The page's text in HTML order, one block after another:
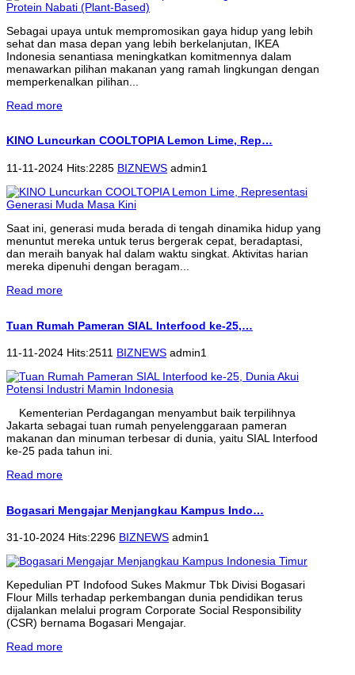
Sebagai upaya untuk mempromosikan gaya hidup yang lebih
sehat dan masa depan yang lebih berkelanjutan, IKEA
Indonesia senantiasa meningkatkan komitmennya dalam
menawarkan pilihan makanan yang ramah lingkungan dengan
memperkenalkan pilihan...
Read more
KINO Luncurkan COOLTOPIA Lemon Lime, Rep…
11-11-2024 Hits:2285 BIZNEWS admin1
Saat ini, generasi muda berada di tengah dinamika hidup yang
menuntut mereka untuk terus bergerak cepat, beradaptasi,
dan meraih banyak hal dalam waktu singkat. Aktivitas harian
mereka dipenuhi dengan beragam...
Read more
Tuan Rumah Pameran SIAL Interfood ke-25,…
11-11-2024 Hits:2511 BIZNEWS admin1
Kementerian Perdagangan menyambut baik terpilihnya
Jakarta sebagai tuan rumah penyelenggaraan pameran
makanan dan minuman terbesar di dunia, yaitu SIAL Interfood
ke-25 pada tahun ini.
Read more
Bogasari Mengajar Menjangkau Kampus Indo…
31-10-2024 Hits:2296 BIZNEWS admin1
Kepedulian PT Indofood Sukes Makmur Tbk Divisi Bogasari
Flour Mills terhadap perkembangan dunia pendidikan terus
dijalankan melalui program Corporate Social Responsibility
(CSR) bernama Bogasari Mengajar.
Read more